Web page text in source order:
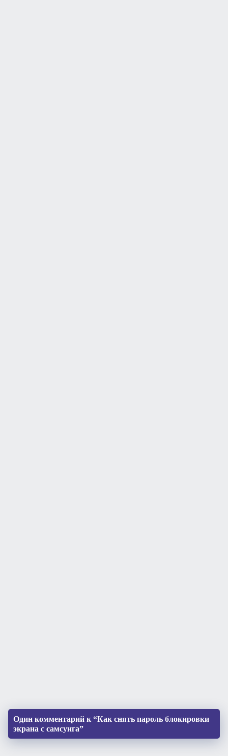
Один комментарий к “Как снять пароль блокировки
экрана с самсунга”